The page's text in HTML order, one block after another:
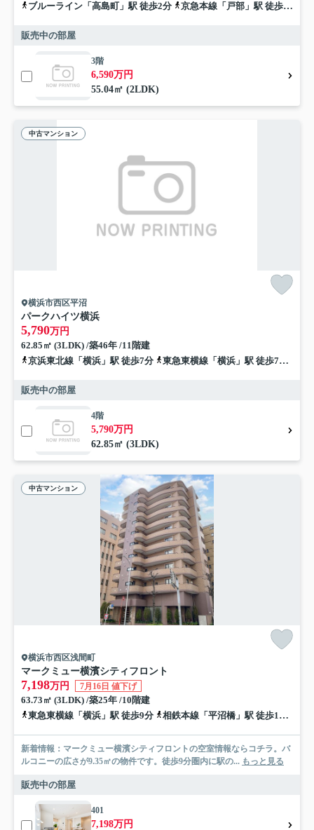
ブルーライン「高島町」駅 徒歩2分
京急本線「戸部」駅 徒歩4分
販売中の部屋
3階
6,590万円
55.04㎡ (2LDK)
中古マンション
横浜市西区平沼
パークハイツ横浜
5,790万円
62.85㎡ (3LDK) /築46年 /11階建
京浜東北線「横浜」駅 徒歩7分
東急東横線「横浜」駅 徒歩7分
販売中の部屋
4階
5,790万円
62.85㎡ (3LDK)
中古マンション
横浜市西区浅間町
マークミュー横濱シティフロント
7,198万円 7月16日 値下げ
63.73㎡ (3LDK) /築25年 /10階建
東急東横線「横浜」駅 徒歩9分
相鉄本線「平沼橋」駅 徒歩11分
新着情報：マークミュー横濱シティフロントの空室情報ならコチラ。バ
ルコニーの広さが9.35㎡の物件です。徒歩9分圏内に駅の... もっと見る
販売中の部屋
401
7,198万円